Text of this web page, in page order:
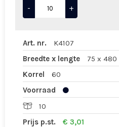
- +
Art. nr.
K4107
Breedte x lengte
75 x 480
Korrel
60
Voorraad
10
Prijs p.st.
€ 3,01